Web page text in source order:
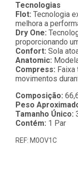
Tecnologias
Flot: Tecnologia
melhora a
Dry One:
proporcionando
Confort: Sola
Anatomic:
Compress:
movimentos
Composição:
Peso
Tamanho Único:
Contém: 1 Par
REF: M0OV1C